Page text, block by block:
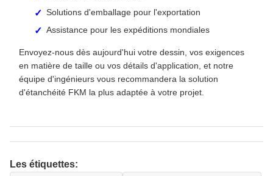
Solutions d'emballage pour l'exportation
Assistance pour les expéditions mondiales
Envoyez-nous dès aujourd'hui votre dessin, vos exigences
en matière de taille ou vos détails d'application, et notre
équipe d'ingénieurs vous recommandera la solution
d'étanchéité FKM la plus adaptée à votre projet.
Les étiquettes: